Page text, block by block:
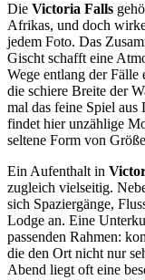
Die Victoria Falls
Afrikas, und doch
jedem Foto. Das
Gischt schafft eine
Wege entlang der
die schiere Breite der
mal das feine Spiel
findet hier unzählige
seltene Form von
Ein Aufenthalt in
zugleich vielseitig.
sich Spaziergänge,
Lodge an. Eine
passenden Rahmen:
die den Ort nicht nur
Abend liegt oft eine